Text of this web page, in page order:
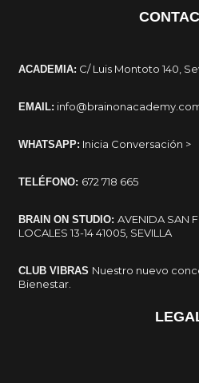
ACADEMIA: C/ Luis Montoto 140,
EMAIL:
WHATSAPP: Inicia Conversación >
TELÉFONO: 672 718 665
BRAIN ON STUDIO:AVENIDA SAN
LOCALES 13-14 41005, SEVILLA
CLUB VIBRAS Nuestro nuevo
Bienestar.